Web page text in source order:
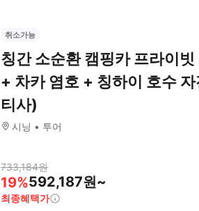
취소가능
칭간 소순환 캠핑카 프라이
+ 차카 염호 + 칭하이 호수
티사)
시닝 투어
733,184원
19%592,187원~
최종혜택가